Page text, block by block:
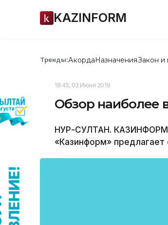
KAZINFORM
Тренды:АкордаНазначенияЗакон и
18:45, 02 Июня 2019
Обзор наиболее
НУР-СУЛТАН. КАЗИНФОРМ
«Казинформ»